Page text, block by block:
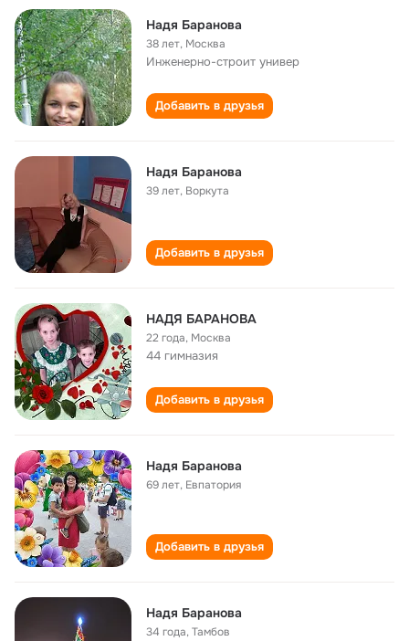
Надя Баранова
38 лет, Москва
Инженерно-строит универ
Добавить в друзья
Надя Баранова
39 лет, Воркута
Добавить в друзья
НАДЯ БАРАНОВА
22 года, Москва
44 гимназия
Добавить в друзья
Надя Баранова
69 лет, Евпатория
Добавить в друзья
Надя Баранова
34 года,Тамбов